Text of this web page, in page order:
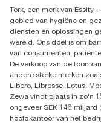
Essity Belgium
Berkenlaan 8B
1831 MACHELEN
Tork, een merk van Essity
gebied van hygiëne en
diensten en oplossingen
wereld. Ons doel is om
van consumenten,
De verkoop van de
andere sterke merken
Libero, Libresse, Lotus,
Zewa vindt plaats in zo'n
ongeveer SEK 146 miljard
hoofdkantoor van het